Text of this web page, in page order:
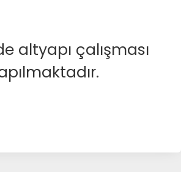
altyapı çalışması